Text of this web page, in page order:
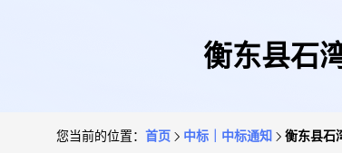
衡东县石
您当前的位置： 首页 中标｜中标通知 衡东县石